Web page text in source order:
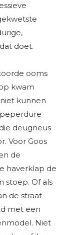
doet.
ooms
kwam
kunnen
deugneus
Voor Goos
de
haverklap de
stoep. Of als
de straat
met een
Niet